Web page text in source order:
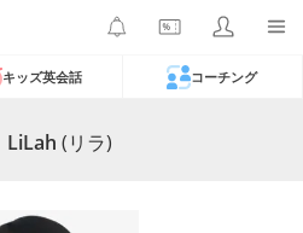
キッズ英会話 コーチング
LiLah (リラ)